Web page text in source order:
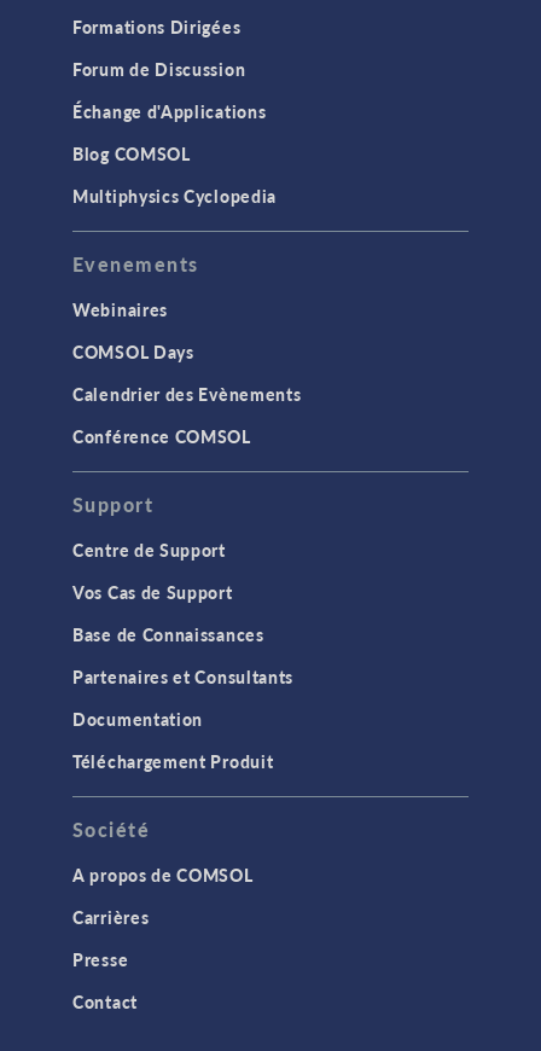
Formations Dirigées
Forum de Discussion
Échange d'Applications
Blog COMSOL
Multiphysics Cyclopedia
Evenements
Webinaires
COMSOL Days
Calendrier des Evènements
Conférence COMSOL
Support
Centre de Support
Vos Cas de Support
Base de Connaissances
Partenaires et Consultants
Documentation
Téléchargement Produit
Société
A propos de COMSOL
Carrières
Presse
Contact